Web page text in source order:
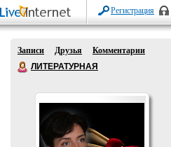
Регистрация
Записи Друзья
Комментарии
ЛИТЕРАТУРНАЯ